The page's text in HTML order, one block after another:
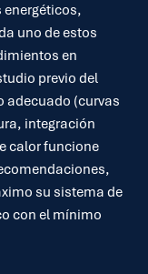
uno de estos
en
previo del
adecuado (curvas
integración
calor funcione
su sistema de
con el mínimo